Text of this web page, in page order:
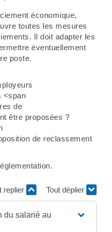
économique,
toutes les mesures
Il doit adapter les
éventuellement
poste.
<span
de
être proposées ?
de reclassement
replier Tout déplier
du salarié au